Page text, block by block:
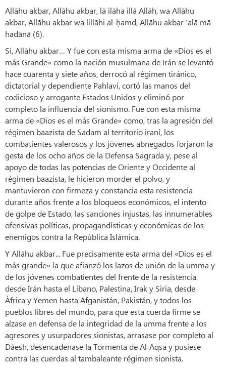
Allāhu akbar, Allāhu akbar, lā ilāha illā Allāh, wa Allāhu
akbar, Allāhu akbar wa lillāhi al-ḥamd, Allāhu akbar ‘alā mā
hadānā (6).
Sí, Allāhu akbar… Y fue con esta misma arma de «Dios es el
más Grande» como la nación musulmana de Irán se levantó
hace cuarenta y siete años, derrocó al régimen tiránico,
dictatorial y dependiente Pahlaví, cortó las manos del
codicioso y arrogante Estados Unidos y eliminó por
completo la influencia del sionismo. Fue con esta misma
arma de «Dios es el más Grande» como, tras la agresión del
régimen baazista de Sadam al territorio iraní, los
combatientes valerosos y los jóvenes abnegados forjaron la
gesta de los ocho años de la Defensa Sagrada y, pese al
apoyo de todas las potencias de Oriente y Occidente al
régimen baazista, le hicieron morder el polvo, y
mantuvieron con firmeza y constancia esta resistencia
durante años frente a los bloqueos económicos, el intento
de golpe de Estado, las sanciones injustas, las innumerables
ofensivas políticas, propagandísticas y económicas de los
enemigos contra la República Islámica.
Y Allāhu akbar... Fue precisamente esta arma del «Dios es el
más grande» la que afianzó los lazos de unión de la umma y
de los jóvenes combatientes del frente de la resistencia
desde Irán hasta el Líbano, Palestina, Irak y Siria, desde
África y Yemen hasta Afganistán, Pakistán, y todos los
pueblos libres del mundo, para que esta cuerda firme se
alzase en defensa de la integridad de la umma frente a los
agresores y usurpadores sionistas, arrasase por completo al
Dáesh, desencadenase la Tormenta de Al‑Aqsa y pusiese
contra las cuerdas al tambaleante régimen sionista.